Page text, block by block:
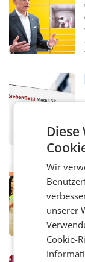
Wir
unserer
Cookie-